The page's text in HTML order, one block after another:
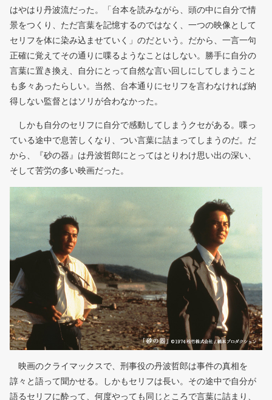
はやはり丹波流だった。「台本を読みながら、頭の中に自分で情
景をつくり、ただ言葉を記憶するのではなく、一つの映像として
セリフを体に染み込ませていく」のだという。だから、一言一句
正確に覚えてその通りに喋るようなことはしない。勝手に自分の
言葉に置き換え、自分にとって自然な言い回しにしてしまうこと
も多々あったらしい。当然、台本通りにセリフを言わなければ納
得しない監督とはソリが合わなかった。
しかも自分のセリフに自分で感動してしまうクセがある。喋っ
ている途中で息苦しくなり、つい言葉に詰まってしまうのだ。だ
から、『砂の器』は丹波哲郎にとってはとりわけ思い出の深い、
そして苦労の多い映画だった。
映画のクライマックスで、刑事役の丹波哲郎は事件の真相を
諄々と語って聞かせる。しかもセリフは長い。その途中で自分が
語るセリフに酔って、何度やっても同じところで言葉に詰まり、